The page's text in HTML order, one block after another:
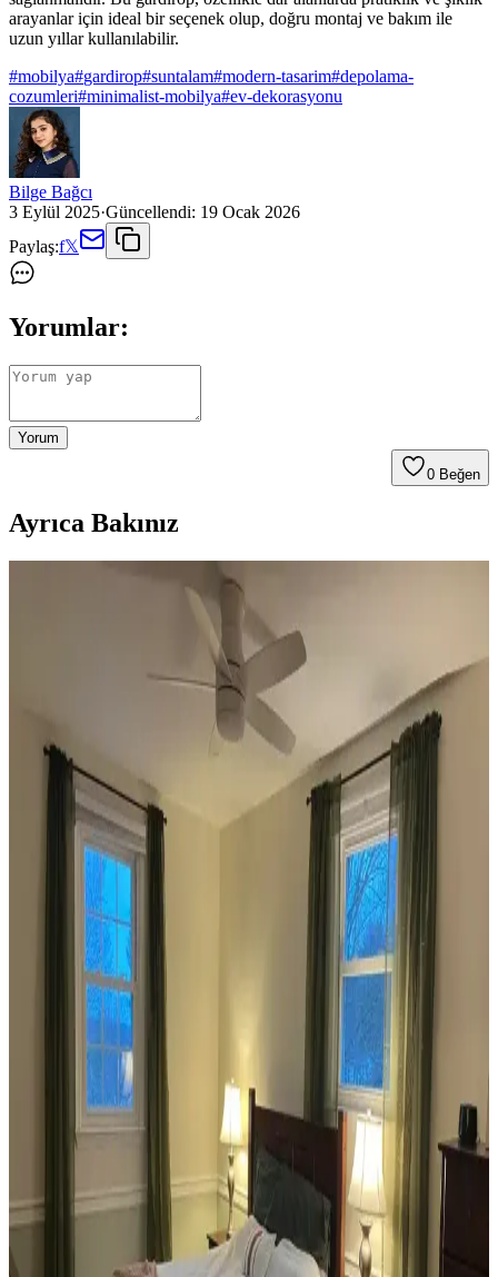
arayanlar için ideal bir seçenek olup, doğru montaj ve bakım ile
uzun yıllar kullanılabilir.
#mobilya#gardirop#suntalam#modern-tasarim#depolama-
cozumleri#minimalist-mobilya#ev-dekorasyonu
Bilge Bağcı
3 Eylül 2025·Güncellendi: 19 Ocak 2026
Paylaş:f𝕏
Yorumlar:
Yorum
0 Beğen
Ayrıca Bakınız
Koltuk ve Aksesuar Sandalyelerde Renk Uyumu ve
Dekorasyonda Görsel Denge Sağlama Yöntemleri
Koltuk ve aksesuar sandalyelerde renk uyumsuzluğu görsel rekabete
yol açabilir. Halı, perde, yastık ve mobilya yerleşimi ile renkler
dengelenerek mekanın estetik bütünlüğü sağlanır.
Ev Dekorasyonunda Denge ve Fonksiyonellik: Renk
Uyumu, Mobilya Yerleşimi ve Estetik İncelemesi
Reddit tartışması üzerinden ev dekorasyonunda renk uyumu,
mobilya yerleşimi ve aksesuar dengesi gibi unsurların yaşam
alanlarının estetik ve fonksiyonelliğini nasıl etkilediği inceleniyor.
Veranda Dekorasyonunda Bitki Seçimi, Aydınlatma
ve Mobilya Düzenlemeleriyle Estetik İyileştirme
Yöntemleri
Veranda dekorasyonunda bitkiler, halılar, aydınlatma ve mobilyaların
uyumlu kullanımı mekânı daha davetkâr ve fonksiyonel kılar. Doğru
seçimler verandanın atmosferini ve dış görünümünü güçlendirir.
Habitat'tan İkinci El Mobilya Alımı ve Ev
Dekorasyonunda Stil Oluşturma Yöntemleri
Habitat mağazalarından ikinci el mobilya alımı, ekonomik ve özgün
dekorasyon için fırsatlar sunar. Doğru seçim, temizlik ve stil
oluşturma evin atmosferini belirler.
Teal Renkli Sandalyenin Halı ve Dolapla
Uyumunda Renk Tonları ve Aksesuarların Rolü